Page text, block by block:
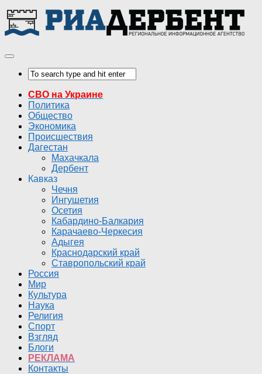
СВО на Украине
Политика
Общество
Экономика
Происшествия
Дагестан
Махачкала
Дербент
Кавказ
Чечня
Ингушетия
Осетия
Кабардино-Балкария
Карачаево-Черкесия
Адыгея
Краснодарский край
Ставропольский край
Россия
Мир
Культура
Наука
Религия
Спорт
Взгляд
Блоги
РЕКЛАМА
Контакты